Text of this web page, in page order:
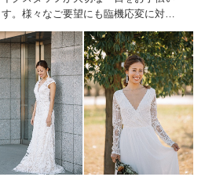
。様々なご要望にも臨機応変に対応
笑顔を創り出します。